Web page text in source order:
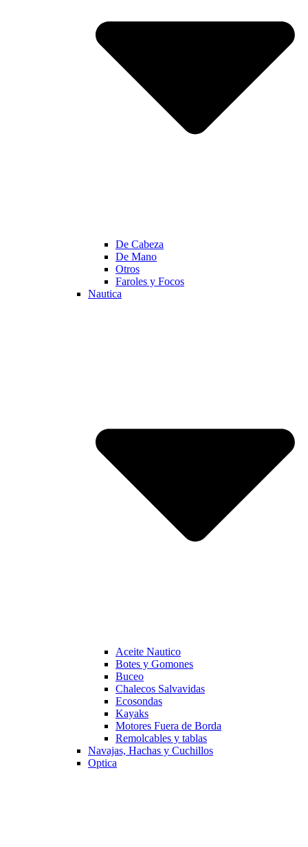
De Cabeza
De Mano
Otros
Faroles y Focos
Nautica
Aceite Nautico
Botes y Gomones
Buceo
Chalecos Salvavidas
Ecosondas
Kayaks
Motores Fuera de Borda
Remolcables y tablas
Navajas, Hachas y Cuchillos
Optica